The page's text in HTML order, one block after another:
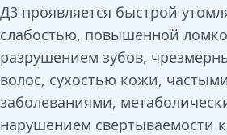
Д3 проявляется быстрой
слабостью, повышенной
разрушением зубов,
волос, сухостью кожи,
заболеваниями,
нарушением свертываемости